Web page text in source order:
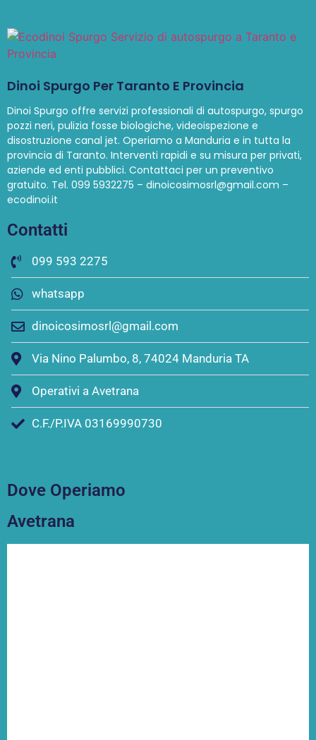
Dinoi Spurgo Per Taranto E Provincia
Dinoi Spurgo offre servizi professionali di autospurgo, spurgo
pozzi neri, pulizia fosse biologiche, videoispezione e
disostruzione canal jet. Operiamo a Manduria e in tutta la
provincia di Taranto. Interventi rapidi e su misura per privati,
aziende ed enti pubblici. Contattaci per un preventivo
gratuito. Tel. 099 5932275 – dinoicosimosrl@gmail.com –
ecodinoi.it
Contatti
099 593 2275
whatsapp
dinoicosimosrl@gmail.com
Via Nino Palumbo, 8, 74024 Manduria TA
Operativi a Avetrana
C.F./P.IVA 03169990730
Dove Operiamo
Avetrana